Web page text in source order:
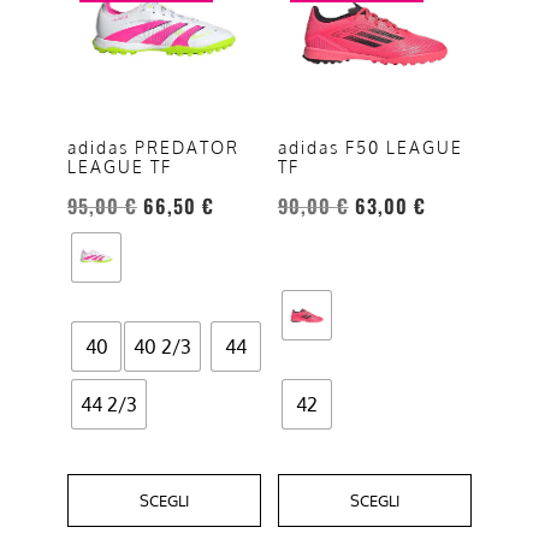
adidas PREDATOR
LEAGUE TF
95,00€ 66,50 €
40 40 2/3 44
44 2/3
SCEGLI
più
opzioni
possono
essere
scelte
nella
del
prodotto
adidas F50 LEAGUE
TF
90,00€ 63,00 €
42
SCEGLI
opzioni
possono
essere
pagina
del